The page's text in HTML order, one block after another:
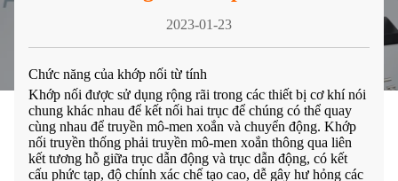
2023-01-23
Chức năng của khớp nối từ tính
Khớp nối được sử dụng rộng rãi trong các thiết bị cơ khí nói
chung khác nhau để kết nối hai trục để chúng có thể quay
cùng nhau để truyền mô-men xoắn và chuyển động. Khớp
nối truyền thống phải truyền mô-men xoắn thông qua liên
kết tương hỗ giữa trục dẫn động và trục dẫn động, có kết
cấu phức tạp, độ chính xác chế tạo cao, dễ gây hư hỏng các